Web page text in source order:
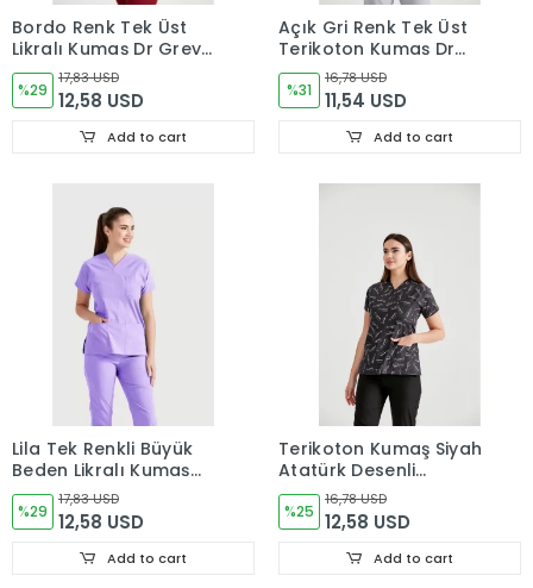
Bordo Renk Tek Üst
Likralı Kumaş Dr Greys
Kesim
%29
17,83 USD
12,58 USD
Add to cart
Açık Gri Renk Tek Üst
Terikoton Kumaş Dr
Greys Kesim
%31
16,78 USD
11,54 USD
Add to cart
Lila Tek Renkli Büyük
Beden Likralı Kumaş
Cerrahi Tek Üst Forma
V Yaka Forma
%29
17,83 USD
12,58 USD
Add to cart
Terikoton Kumaş Siyah
Atatürk Desenli
Cerrahi Tek Üst Forma
V Yaka
%25
16,78 USD
12,58 USD
Add to cart